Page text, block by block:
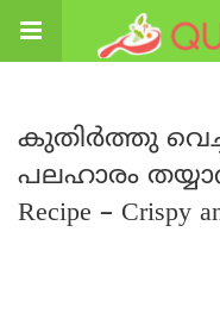
കുതിർത്തു
പലഹാരം
Recipe – Crispy